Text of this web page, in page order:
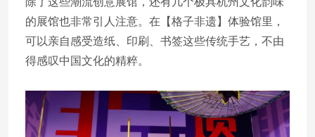
的展馆也非常引人注意。在【格子非遗】体验馆里，
可以亲自感受造纸、印刷、书签这些传统手艺，不由
得感叹中国文化的精粹。